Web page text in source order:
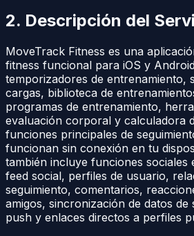
2. Descripción del
MoveTrack Fitness es una
fitness funcional para iOS y
temporizadores de entrenamiento,
cargas, biblioteca de
programas de entrenamiento,
evaluación corporal y calculadora
funciones principales de
funcionan sin conexión en tu
también incluye funciones
feed social, perfiles de usuario,
seguimiento, comentarios,
amigos, sincronización de datos de
push y enlaces directos a perfiles